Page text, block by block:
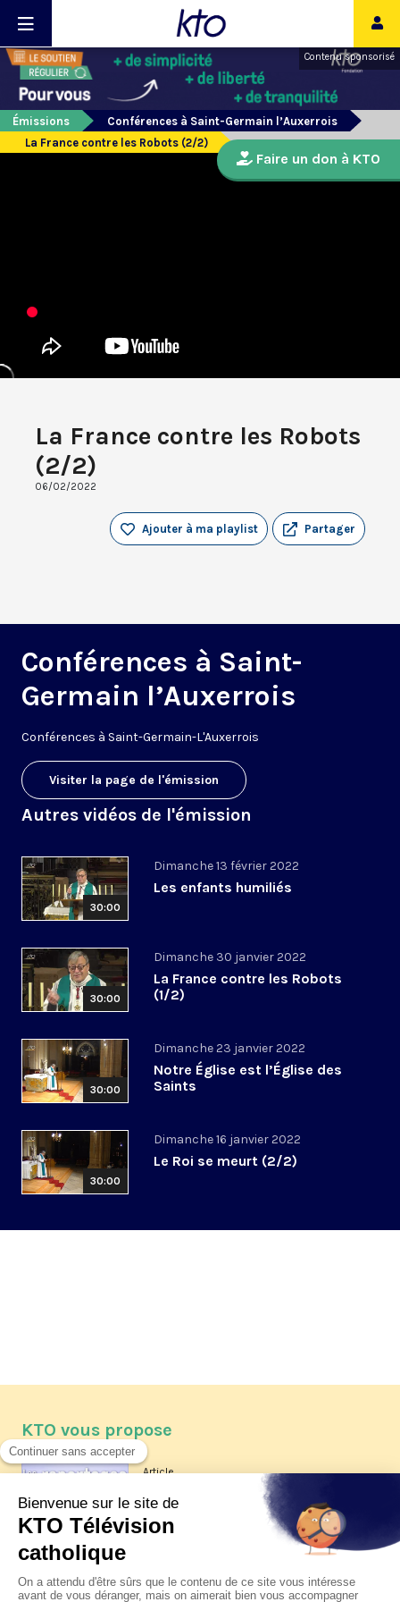
Contenu sponsorisé
Émissions
Conférences à Saint-Germain l’Auxerrois
La France contre les Robots (2/2)
La France contre les Robots
(2/2)
06/02/2022
Partager
Ajouter à ma playlist
Conférences à Saint-
Germain l’Auxerrois
Conférences à Saint-Germain-L'Auxerrois
Visiter la page de l'émission
Autres vidéos de l'émission
30:00
Dimanche 13 février 2022
Les enfants humiliés
30:00
Dimanche 30 janvier 2022
La France contre les Robots
(1/2)
30:00
Dimanche 23 janvier 2022
Notre Église est l’Église des
Saints
30:00
Dimanche 16 janvier 2022
Le Roi se meurt (2/2)
Faire un don à KTO
KTO vous propose
Article
Les reportages d'été 2026 de KTO
La visite pastorale du pape Léon
XIV à Assise à suivre sur KTO le